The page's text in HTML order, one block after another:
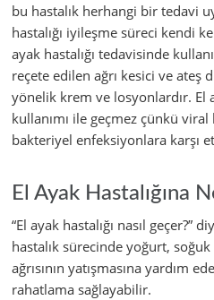
bu hastalık herhangi bir tedavi
hastalığı iyileşme süreci kendi
ayak hastalığı tedavisinde
reçete edilen ağrı kesici ve ateş
yönelik krem ve losyonlardır. El
kullanımı ile geçmez çünkü
bakteriyel enfeksiyonlara karşı
El Ayak Hastalığına
“El ayak hastalığı nasıl geçer?”
hastalık sürecinde yoğurt,
ağrısının yatışmasına yardım
rahatlama sağlayabilir.